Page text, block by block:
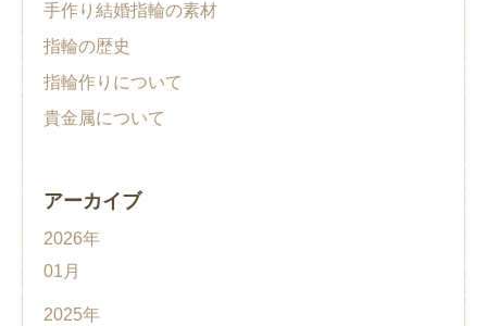
手作り結婚指輪の素材
指輪の歴史
指輪作りについて
貴金属について
アーカイブ
2026年
01月
2025年